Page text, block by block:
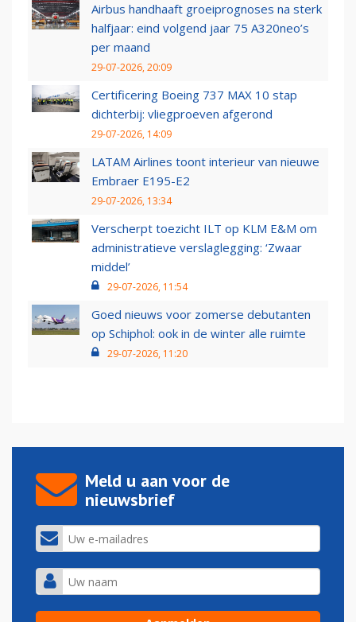
Airbus handhaaft groeiprognoses na sterk
halfjaar: eind volgend jaar 75 A320neo’s
per maand
29-07-2026, 20:09
Certificering Boeing 737 MAX 10 stap
dichterbij: vliegproeven afgerond
29-07-2026, 14:09
LATAM Airlines toont interieur van nieuwe
Embraer E195-E2
29-07-2026, 13:34
Verscherpt toezicht ILT op KLM E&M om
administratieve verslaglegging: ‘Zwaar
middel’
29-07-2026, 11:54
Goed nieuws voor zomerse debutanten
op Schiphol: ook in de winter alle ruimte
29-07-2026, 11:20
Meld u aan voor de
nieuwsbrief